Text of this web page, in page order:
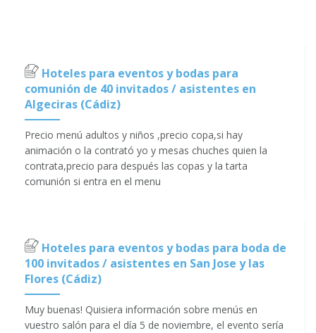
Hoteles para eventos y bodas para
comunión de 40 invitados / asistentes en
Algeciras (Cádiz)
Precio menú adultos y niños ,precio copa,si hay
animación o la contrató yo y mesas chuches quien la
contrata,precio para después las copas y la tarta
comunión si entra en el menu
Hoteles para eventos y bodas para boda de
100 invitados / asistentes en San Jose y las
Flores (Cádiz)
Muy buenas! Quisiera información sobre menús en
vuestro salón para el día 5 de noviembre, el evento sería